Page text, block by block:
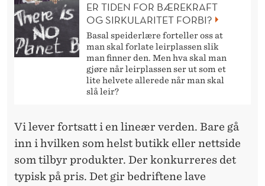
ER TIDEN FOR BÆREKRAFT
OG SIRKULARITET FORBI?
Basal speiderlære forteller oss at
man skal forlate leirplassen slik
man finner den. Men hva skal man
gjøre når leirplassen ser ut som et
lite helvete allerede når man skal
slå leir?
Vi lever fortsatt i en lineær verden. Bare gå
inn i hvilken som helst butikk eller nettside
som tilbyr produkter. Der konkurreres det
typisk på pris. Det gir bedriftene lave